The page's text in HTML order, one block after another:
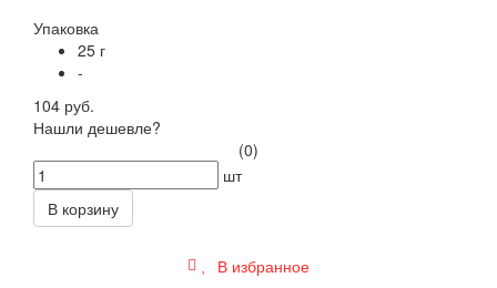
Упаковка
25 г
-
104 руб.
Нашли дешевле?
(0)
шт
В корзину
В избранное